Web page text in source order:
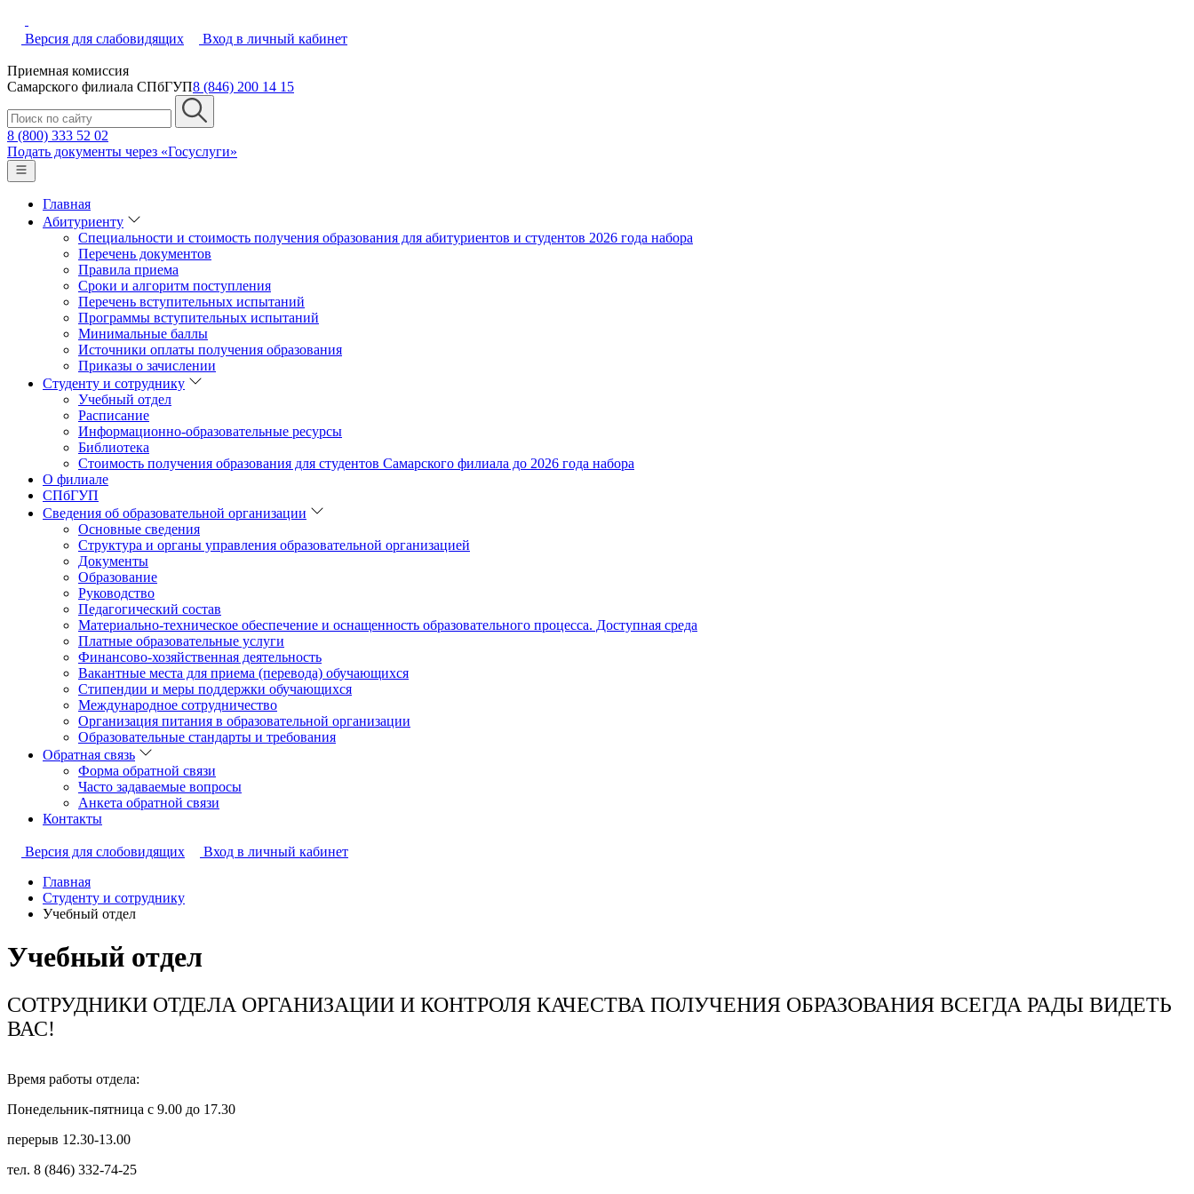
Версия для слабовидящих Вход в личный кабинет
Приемная комиссия
Самарского филиала СПбГУП8 (846) 200 14 15
8 (800) 333 52 02
Подать документы через «Госуслуги»
Главная
Абитуриенту
Специальности и стоимость получения образования для абитуриентов и студентов 2026 года набора
Перечень документов
Правила приема
Сроки и алгоритм поступления
Перечень вступительных испытаний
Программы вступительных испытаний
Минимальные баллы
Источники оплаты получения образования
Приказы о зачислении
Студенту и сотруднику
Учебный отдел
Расписание
Информационно-образовательные ресурсы
Библиотека
Стоимость получения образования для студентов Самарского филиала до 2026 года набора
О филиале
СПбГУП
Сведения об образовательной организации
Основные сведения
Структура и органы управления образовательной организацией
Документы
Образование
Руководство
Педагогический состав
Материально-техническое обеспечение и оснащенность образовательного процесса. Доступная среда
Платные образовательные услуги
Финансово-хозяйственная деятельность
Вакантные места для приема (перевода) обучающихся
Стипендии и меры поддержки обучающихся
Международное сотрудничество
Организация питания в образовательной организации
Образовательные стандарты и требования
Обратная связь
Форма обратной связи
Часто задаваемые вопросы
Анкета обратной связи
Контакты
Версия для слобовидящих
Вход в личный кабинет
Главная
Студенту и сотруднику
Учебный отдел
Учебный отдел
СОТРУДНИКИ ОТДЕЛА ОРГАНИЗАЦИИ И КОНТРОЛЯ КАЧЕСТВА ПОЛУЧЕНИЯ ОБРАЗОВАНИЯ ВСЕГДА РАДЫ ВИДЕТЬ
ВАС!
Время работы отдела:
Понедельник-пятница с 9.00 до 17.30
перерыв 12.30-13.00
тел. 8 (846) 332-74-25